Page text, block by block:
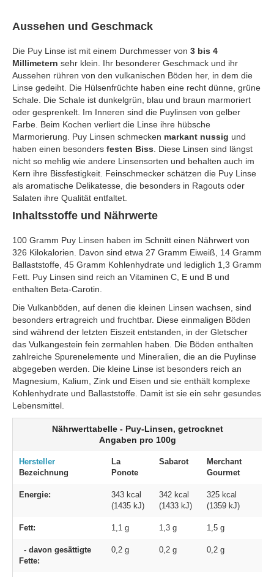
Aussehen und Geschmack
Die Puy Linse ist mit einem Durchmesser von 3 bis 4
Millimetern sehr klein. Ihr besonderer Geschmack und ihr
Aussehen rühren von den vulkanischen Böden her, in dem die
Linse gedeiht. Die Hülsenfrüchte haben eine recht dünne, grüne
Schale. Die Schale ist dunkelgrün, blau und braun marmoriert
oder gesprenkelt. Im Inneren sind die Puylinsen von gelber
Farbe. Beim Kochen verliert die Linse ihre hübsche
Marmorierung. Puy Linsen schmecken markant nussig und
haben einen besonders festen Biss . Diese Linsen sind längst
nicht so mehlig wie andere Linsensorten und behalten auch im
Kern ihre Bissfestigkeit. Feinschmecker schätzen die Puy Linse
als aromatische Delikatesse, die besonders in Ragouts oder
Salaten ihre Qualität entfaltet.
Inhaltsstoffe und Nährwerte
100 Gramm Puy Linsen haben im Schnitt einen Nährwert von
326 Kilokalorien. Davon sind etwa 27 Gramm Eiweiß, 14 Gramm
Ballaststoffe, 45 Gramm Kohlenhydrate und lediglich 1,3 Gramm
Fett. Puy Linsen sind reich an Vitaminen C, E und B und
enthalten Beta-Carotin.
Die Vulkanböden, auf denen die kleinen Linsen wachsen, sind
besonders ertragreich und fruchtbar. Diese einmaligen Böden
sind während der letzten Eiszeit entstanden, in der Gletscher
das Vulkangestein fein zermahlen haben. Die Böden enthalten
zahlreiche Spurenelemente und Mineralien, die an die Puylinse
abgegeben werden. Die kleine Linse ist besonders reich an
Magnesium, Kalium, Zink und Eisen und sie enthält komplexe
Kohlenhydrate und Ballaststoffe. Damit ist sie ein sehr gesundes
Lebensmittel.
Nährwerttabelle - Puy-Linsen, getrocknet
Angaben pro 100g
Hersteller
Bezeichnung
La
Ponote
Sabarot
Merchant
Gourmet
Energie:
343 kcal
(1435 kJ)
342 kcal
(1433 kJ)
325 kcal
(1359 kJ)
Fett: 1,1 g 1,3 g 1,5 g
- davon gesättigte
Fette:
0,2 g 0,2 g 0,2 g